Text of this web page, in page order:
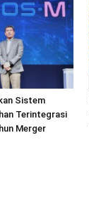
Sistem
Terintegrasi
Merger